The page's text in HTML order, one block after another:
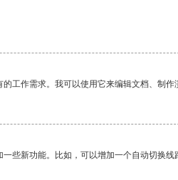
工作需求。我可以使用它来编辑文档、制作
些新功能。比如，可以增加一个自动切换